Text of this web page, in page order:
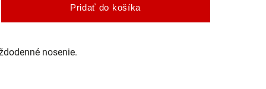
Pridať do košíka
nosenie.